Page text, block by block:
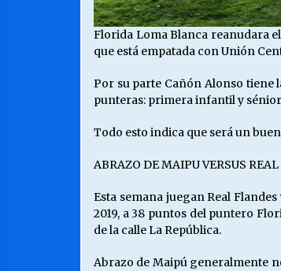
Florida Loma Blanca reanudara
que está empatada con Unión
Por su parte Cañón Alonso tiene
punteras: primera infantil y sénior
Todo esto indica que será un
ABRAZO DE MAIPU VERSUS
Esta semana juegan Real
2019, a 38 puntos del puntero
de la calle La República.
Abrazo de Maipú generalmente